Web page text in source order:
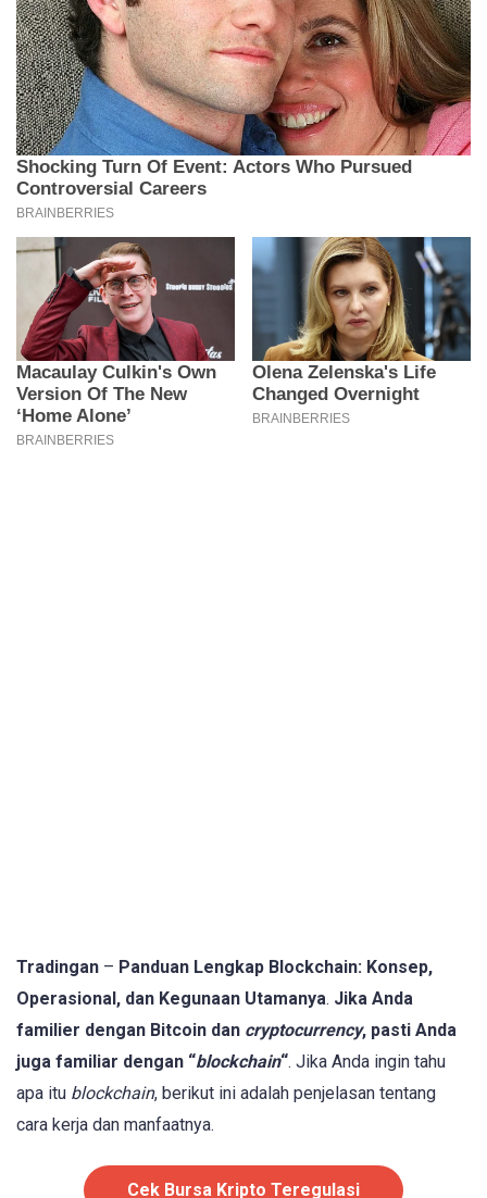
Tradingan – Panduan Lengkap Blockchain: Konsep,
Operasional, dan Kegunaan Utamanya. Jika Anda
familier dengan Bitcoin dan cryptocurrency, pasti Anda
juga familiar dengan “blockchain“. Jika Anda ingin tahu
apa itu blockchain, berikut ini adalah penjelasan tentang
cara kerja dan manfaatnya.
Cek Bursa Kripto Teregulasi